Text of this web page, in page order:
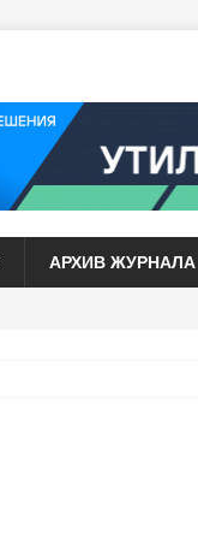
АРХИВ ЖУРНАЛА